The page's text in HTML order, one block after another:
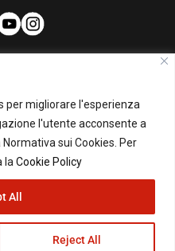
per migliorare l'esperienza
l'utente acconsente a
sui Cookies. Per
la Cookie Policy
Reject All
All
PUBBLICITA'
pubblicità su questo Blog:
pubblicita@beppegrillo.it
All Rights Reserved - Powered by